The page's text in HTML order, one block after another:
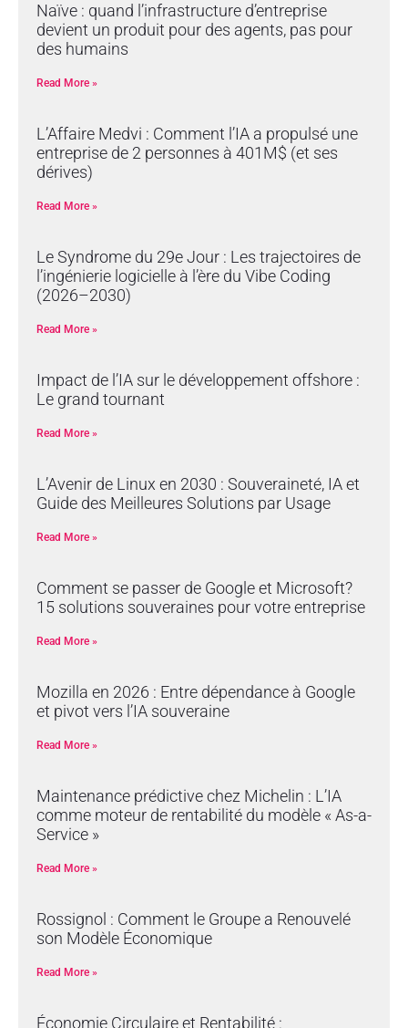
Naïve : quand l’infrastructure d’entreprise
devient un produit pour des agents, pas pour
des humains
Read More »
L’Affaire Medvi : Comment l’IA a propulsé une
entreprise de 2 personnes à 401M$ (et ses
dérives)
Read More »
Le Syndrome du 29e Jour : Les trajectoires de
l’ingénierie logicielle à l’ère du Vibe Coding
(2026–2030)
Read More »
Impact de l’IA sur le développement offshore :
Le grand tournant
Read More »
L’Avenir de Linux en 2030 : Souveraineté, IA et
Guide des Meilleures Solutions par Usage
Read More »
Comment se passer de Google et Microsoft?
15 solutions souveraines pour votre entreprise
Read More »
Mozilla en 2026 : Entre dépendance à Google
et pivot vers l’IA souveraine
Read More »
Maintenance prédictive chez Michelin : L’IA
comme moteur de rentabilité du modèle « As-a-
Service »
Read More »
Rossignol : Comment le Groupe a Renouvelé
son Modèle Économique
Read More »
Économie Circulaire et Rentabilité :